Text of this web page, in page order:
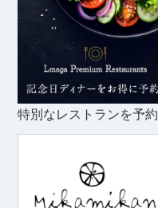
特別なレストランを予約